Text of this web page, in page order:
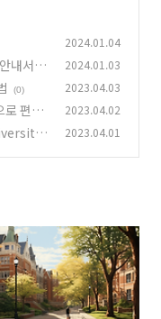
2024.01.04
내서 2024.01.03
(0) 2023.04.03
로 편입
2023.04.02
2023.04.01